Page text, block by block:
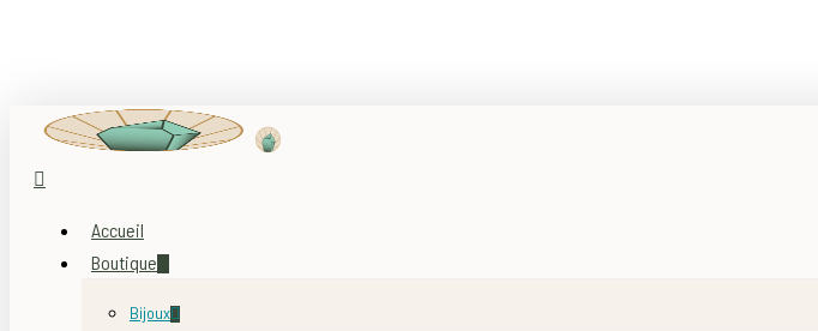
content
search
account
Accueil
Boutique
Bijoux